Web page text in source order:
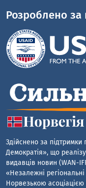
Розроблено за
Здійснено за
Демократія», що
видавців новин (WAN-
«Незалежні
Норвезькою асоціацією